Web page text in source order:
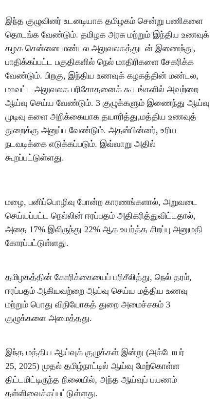
இந்த குழுவினர் உடனடியாக தமிழகம் சென்று பணிகளை
தொடங்க வேண்டும். தமிழக அரசு மற்றும் இந்திய உணவுக்
கழக சென்னை மண்டல அலுவலகத்துடன் இணைந்து,
பாதிக்கப்பட்ட பகுதிகளில் நெல் மாதிரிகளை சேகரிக்க
வேண்டும். பிறகு, இந்திய உணவுக் கழகத்தின் மண்டல,
மாவட்ட அலுவலக பரிசோதனைக் கூடங்களில் அவற்றை
ஆய்வு செய்ய வேண்டும். 3 குழுக்களும் இணைந்து ஆய்வு
முடிவு களை அறிக்கையாக தயாரித்து,மத்திய உணவுத்
துறைக்கு அனுப்ப வேண்டும். அதன்பின்னர், உரிய
நடவடிக்கை எடுக்கப்படும். இவ்வாறு அதில்
கூறப்பட்டுள்ளது.
மழை, பனிப்பொழிவு போன்ற காரணங்களால், அறுவடை
செய்யப்பட்ட நெல்லின் ஈரப்பதம் அதிகரித்துவிட்டதால்,
அதை 17% இலிருந்து 22% ஆக உயர்த்த சிறப்பு அனுமதி
கோரப்பட்டுள்ளது.
தமிழகத்தின் கோரிக்கையைப் பரிசீலித்து, நெல் தரம்,
ஈரப்பதம் ஆகியவற்றை ஆய்வு செய்ய மத்திய உணவு
மற்றும் பொது விநியோகத் துறை அமைச்சகம் 3
குழுக்களை அமைத்தது.
இந்த மத்திய ஆய்வுக் குழுக்கள் இன்று (அக்டோபர்
25, 2025) முதல் தமிழ்நாட்டில் ஆய்வு மேற்கொள்ள
திட்டமிட்டிருந்த நிலையில், அந்த ஆய்வுப் பயணம்
தள்ளிவைக்கப்பட்டுள்ளது.